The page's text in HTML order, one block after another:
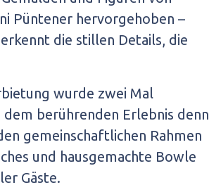
Püntener hervorgehoben –
die stillen Details, die
wurde zwei Mal
berührenden Erlebnis denn
gemeinschaftlichen Rahmen
und hausgemachte Bowle
Gäste.